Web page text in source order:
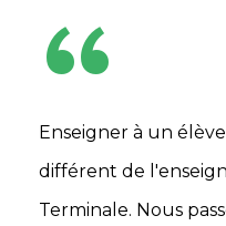
“
Enseigner à un
différent de
Terminale. Nous